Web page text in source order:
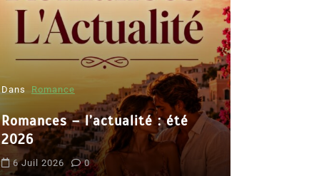
Dans Romance
Romances – l’actualité : été
2026
6 Juil 2026 0